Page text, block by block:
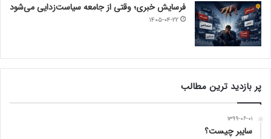
فرسایش خبری؛ وقتی از جامعه سیاست‌زدایی می‌شود
۱۴۰۵-۰۴-۲۲
پر بازدید ترین مطالب
۱۳۹۹-۰۶-۰۱
سایبر چیست؟